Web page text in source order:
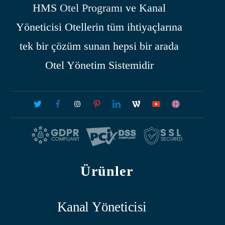
HMS Otel Programı ve Kanal
Yöneticisi Otellerin tüm ihtiyaçlarına
tek bir çözüm sunan hepsi bir arada
Otel Yönetim Sistemidir
Ürünler
Kanal Yöneticisi